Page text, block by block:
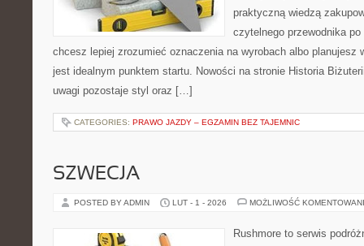
praktyczną wiedzą
czytelnego przewodnika
chcesz lepiej zrozumieć oznaczenia na wyrobach albo planujesz
jest idealnym punktem startu. Nowości na stronie Historia
uwagi pozostaje styl oraz […]
CATEGORIES: PRAWO JAZDY – EGZAMIN BEZ TAJEMNIC
SZWECJA
POSTED BY ADMIN LUT - 1 - 2026 MOŻLIWOŚĆ
Rushmore to serwis